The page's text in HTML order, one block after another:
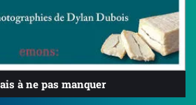
à ne pas manquer